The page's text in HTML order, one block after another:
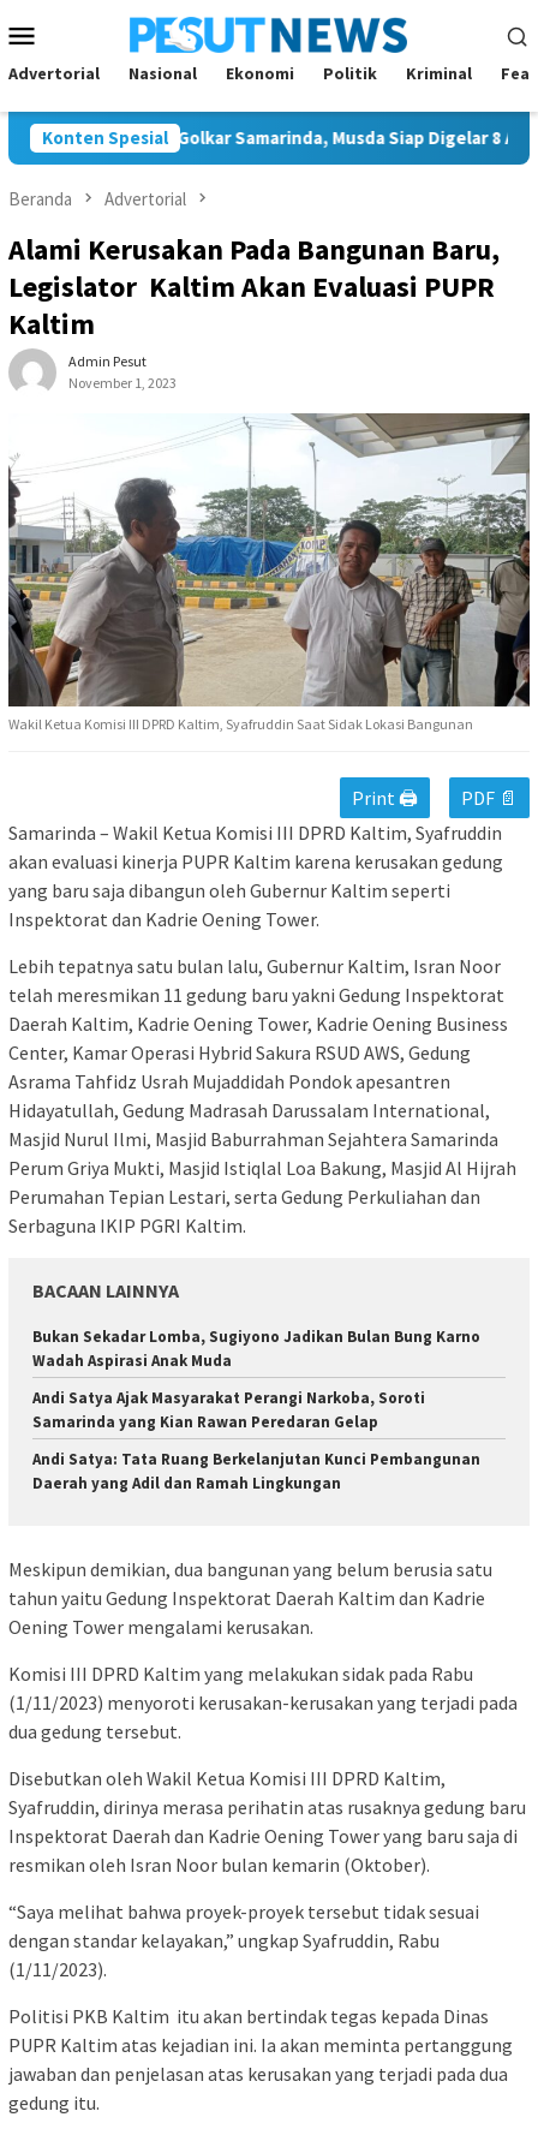
ke
kontenMobile
Advertorial Nasional Ekonomi Politik Kriminal
Konten Spesial
Ketua Golkar Samarinda, Musda Siap Digelar 8 Agustus
Beranda Advertorial
Alami Kerusakan Pada Bangunan Baru,
Legislator Kaltim Akan Evaluasi PUPR
Kaltim
Admin Pesut
November 1, 2023
Wakil Ketua Komisi III DPRD Kaltim, Syafruddin Saat Sidak Lokasi Bangunan
Print 🖨
PDF 📄
Samarinda – Wakil Ketua Komisi III DPRD Kaltim, Syafruddin
akan evaluasi kinerja PUPR Kaltim karena kerusakan gedung
yang baru saja dibangun oleh Gubernur Kaltim seperti
Inspektorat dan Kadrie Oening Tower.
Lebih tepatnya satu bulan lalu, Gubernur Kaltim, Isran Noor
telah meresmikan 11 gedung baru yakni Gedung Inspektorat
Daerah Kaltim, Kadrie Oening Tower, Kadrie Oening Business
Center, Kamar Operasi Hybrid Sakura RSUD AWS, Gedung
Asrama Tahfidz Usrah Mujaddidah Pondok apesantren
Hidayatullah, Gedung Madrasah Darussalam International,
Masjid Nurul Ilmi, Masjid Baburrahman Sejahtera Samarinda
Perum Griya Mukti, Masjid Istiqlal Loa Bakung, Masjid Al Hijrah
Perumahan Tepian Lestari, serta Gedung Perkuliahan dan
Serbaguna IKIP PGRI Kaltim.
BACAAN LAINNYA
Bukan Sekadar Lomba, Sugiyono Jadikan Bulan Bung Karno
Wadah Aspirasi Anak Muda
Andi Satya Ajak Masyarakat Perangi Narkoba, Soroti
Samarinda yang Kian Rawan Peredaran Gelap
Andi Satya: Tata Ruang Berkelanjutan Kunci Pembangunan
Daerah yang Adil dan Ramah Lingkungan
Meskipun demikian, dua bangunan yang belum berusia satu
tahun yaitu Gedung Inspektorat Daerah Kaltim dan Kadrie
Oening Tower mengalami kerusakan.
Komisi III DPRD Kaltim yang melakukan sidak pada Rabu
(1/11/2023) menyoroti kerusakan-kerusakan yang terjadi pada
dua gedung tersebut.
Disebutkan oleh Wakil Ketua Komisi III DPRD Kaltim,
Syafruddin, dirinya merasa perihatin atas rusaknya gedung baru
Inspektorat Daerah dan Kadrie Oening Tower yang baru saja di
resmikan oleh Isran Noor bulan kemarin (Oktober).
“Saya melihat bahwa proyek-proyek tersebut tidak sesuai
dengan standar kelayakan,” ungkap Syafruddin, Rabu
(1/11/2023).
Politisi PKB Kaltim itu akan bertindak tegas kepada Dinas
PUPR Kaltim atas kejadian ini. Ia akan meminta pertanggung
jawaban dan penjelasan atas kerusakan yang terjadi pada dua
gedung itu.